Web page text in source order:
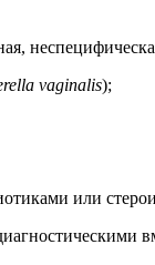
vaginalis);
или